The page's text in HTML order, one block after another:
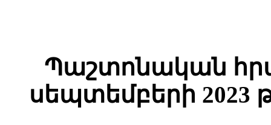
Պաշտոնական
սեպտեմբերի 2023